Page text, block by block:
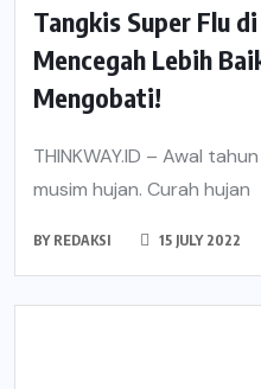
Tangkis Super Flu
Mencegah Lebih
Mengobati!
THINKWAY.ID – Awal
musim hujan. Curah hujan
BY REDAKSI 15 JULY 2022